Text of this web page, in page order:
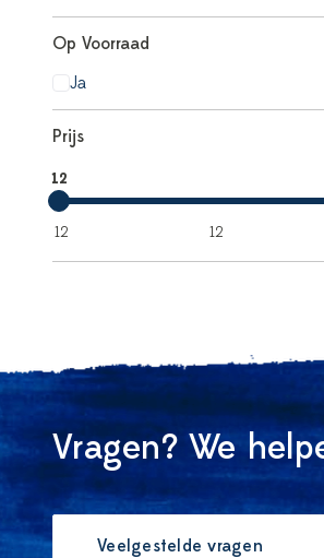
Prijs
12
12 12
Op Voorraad
Ja
Vragen? We
Veelgestelde vragen